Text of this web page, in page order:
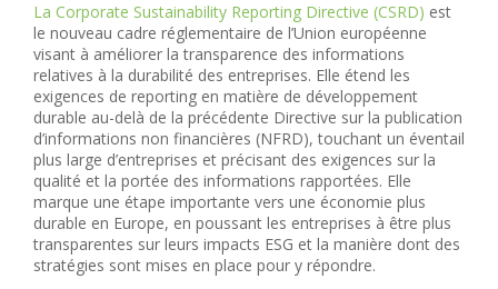
La Corporate Sustainability Reporting Directive (CSRD) est
le nouveau cadre réglementaire de l’Union européenne
visant à améliorer la transparence des informations
relatives à la durabilité des entreprises. Elle étend les
exigences de reporting en matière de développement
durable au-delà de la précédente Directive sur la publication
d’informations non financières (NFRD), touchant un éventail
plus large d’entreprises et précisant des exigences sur la
qualité et la portée des informations rapportées. Elle
marque une étape importante vers une économie plus
durable en Europe, en poussant les entreprises à être plus
transparentes sur leurs impacts ESG et la manière dont des
stratégies sont mises en place pour y répondre.